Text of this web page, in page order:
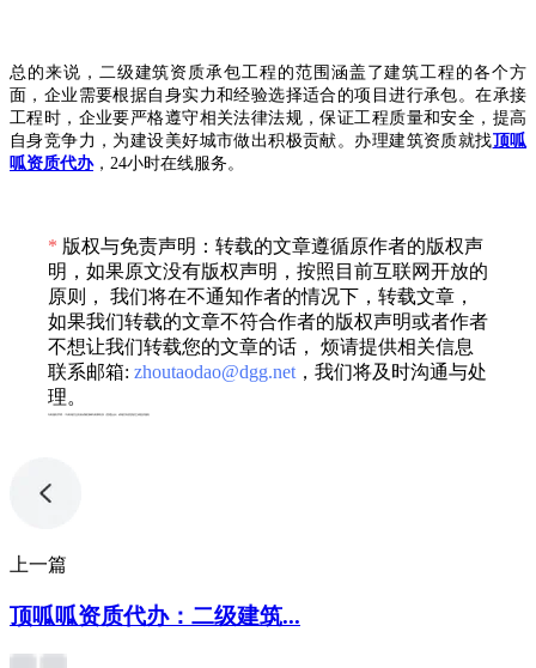
总的来说，二级建筑资质承包工程的范围涵盖了建筑工程的各个方
面，企业需要根据自身实力和经验选择适合的项目进行承包。在承接
工程时，企业要严格遵守相关法律法规，保证工程质量和安全，提高
自身竞争力，为建设美好城市做出积极贡献。 办理建筑资质就找顶呱
呱资质代办， 24小时在线服务。
* 版权与免责声明：转载的文章遵循原作者的版权声
明，如果原文没有版权声明，按照目前互联网开放的
原则， 我们将在不通知作者的情况下，转载文章，
如果我们转载的文章不符合作者的版权声明或者作者
不想让我们转载您的文章的话， 烦请提供相关信息
联系邮箱: zhoutaodao@dgg.net ，我们将及时沟通与处
理。
上一篇
顶呱呱资质代办：二级建筑...